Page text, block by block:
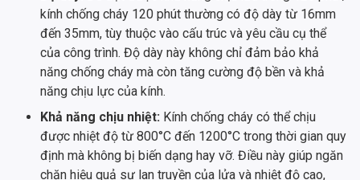
kính chống cháy 120 phút thường có độ dày từ 16mm
đến 35mm, tùy thuộc vào cấu trúc và yêu cầu cụ thể
của công trình. Độ dày này không chỉ đảm bảo khả
năng chống cháy mà còn tăng cường độ bền và khả
năng chịu lực của kính.
Khả năng chịu nhiệt: Kính chống cháy có thể chịu
được nhiệt độ từ 800°C đến 1200°C trong thời gian quy
định mà không bị biến dạng hay vỡ. Điều này giúp ngăn
chặn hiệu quả sự lan truyền của lửa và nhiệt độ cao,